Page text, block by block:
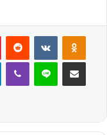
PinterestReddit VKontakte
TelegramViber Line E-Posta ile